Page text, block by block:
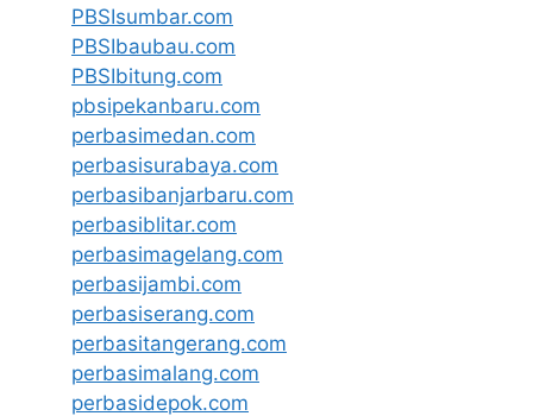
PBSIsumbar.com
PBSIbaubau.com
PBSIbitung.com
pbsipekanbaru.com
perbasimedan.com
perbasisurabaya.com
perbasibanjarbaru.com
perbasiblitar.com
perbasimagelang.com
perbasijambi.com
perbasiserang.com
perbasitangerang.com
perbasimalang.com
perbasidepok.com